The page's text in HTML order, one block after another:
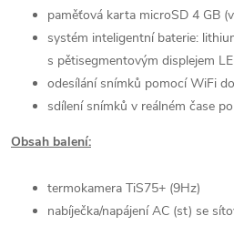
paměťová karta microSD 4 GB
systém inteligentní baterie:
s pětisegmentovým displejem
odesílání snímků pomocí WiFi
sdílení snímků v reálném čase
Obsah balení:
termokamera TiS75+ (9Hz)
nabíječka/napájení AC (st) se